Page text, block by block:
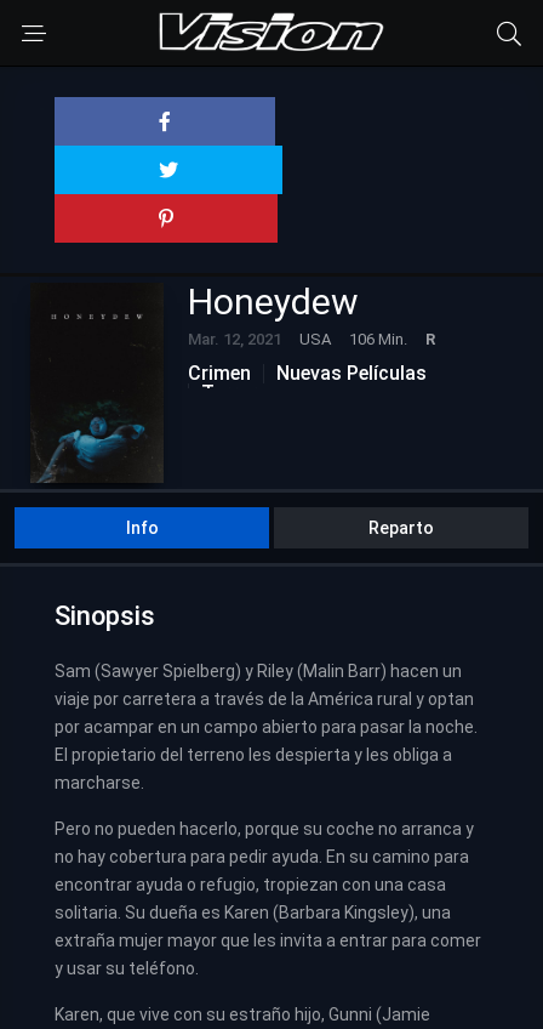
Honeydew
Mar. 12, 2021 USA 106 Min. R
Crimen
Nuevas Películas
Terror
Info Reparto
Sinopsis
Sam (Sawyer Spielberg) y Riley (Malin Barr) hacen un
viaje por carretera a través de la América rural y optan
por acampar en un campo abierto para pasar la noche.
El propietario del terreno les despierta y les obliga a
marcharse.
Pero no pueden hacerlo, porque su coche no arranca y
no hay cobertura para pedir ayuda. En su camino para
encontrar ayuda o refugio, tropiezan con una casa
solitaria. Su dueña es Karen (Barbara Kingsley), una
extraña mujer mayor que les invita a entrar para comer
y usar su teléfono.
Karen, que vive con su estraño hijo, Gunni (Jamie